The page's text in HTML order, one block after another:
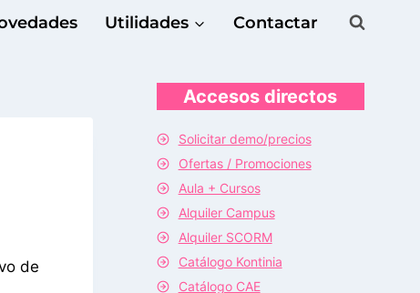
Utilidades Contactar
de
Accesos directos
Solicitar demo/precios
Ofertas / Promociones
Aula + Cursos
Alquiler Campus
Alquiler SCORM
Catálogo Kontinia
Catálogo CAE